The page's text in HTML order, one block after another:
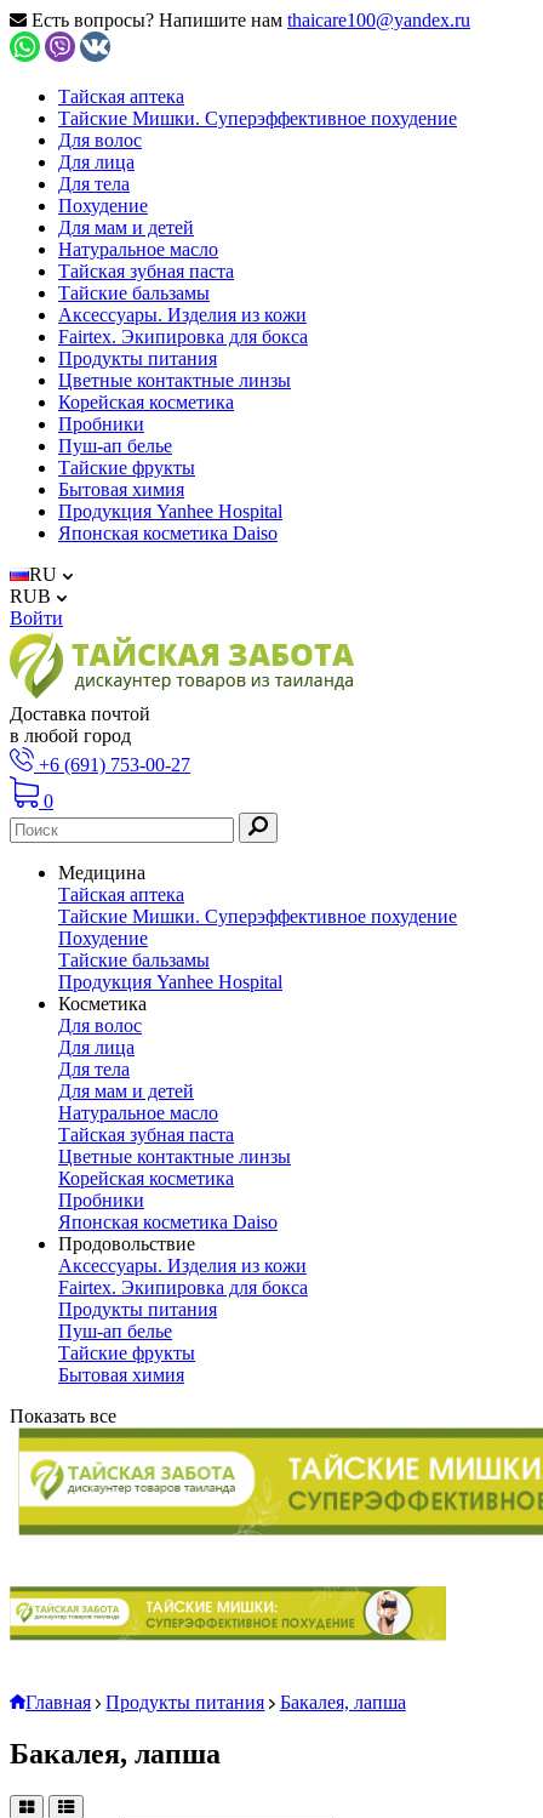
Есть вопросы? Напишите нам thaicare100@yandex.ru
Тайская аптека
Тайские Мишки. Суперэффективное похудение
Для волос
Для лица
Для тела
Похудение
Для мам и детей
Натуральное масло
Тайская зубная паста
Тайские бальзамы
Аксессуары. Изделия из кожи
Fairtex. Экипировка для бокса
Продукты питания
Цветные контактные линзы
Корейская косметика
Пробники
Пуш-ап белье
Тайские фрукты
Бытовая химия
Продукция Yanhee Hospital
Японская косметика Daiso
RU
RUB
Войти
Доставка почтой
в любой город
+6 (691) 753-00-27
0
Медицина
Тайская аптека
Тайские Мишки. Суперэффективное похудение
Похудение
Тайские бальзамы
Продукция Yanhee Hospital
Косметика
Для волос
Для лица
Для тела
Для мам и детей
Натуральное масло
Тайская зубная паста
Цветные контактные линзы
Корейская косметика
Пробники
Японская косметика Daiso
Продовольствие
Аксессуары. Изделия из кожи
Fairtex. Экипировка для бокса
Продукты питания
Пуш-ап белье
Тайские фрукты
Бытовая химия
Показать все
Главная Продукты питания Бакалея, лапша
Бакалея, лапша